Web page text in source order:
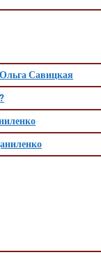
Ольга Савицкая
?